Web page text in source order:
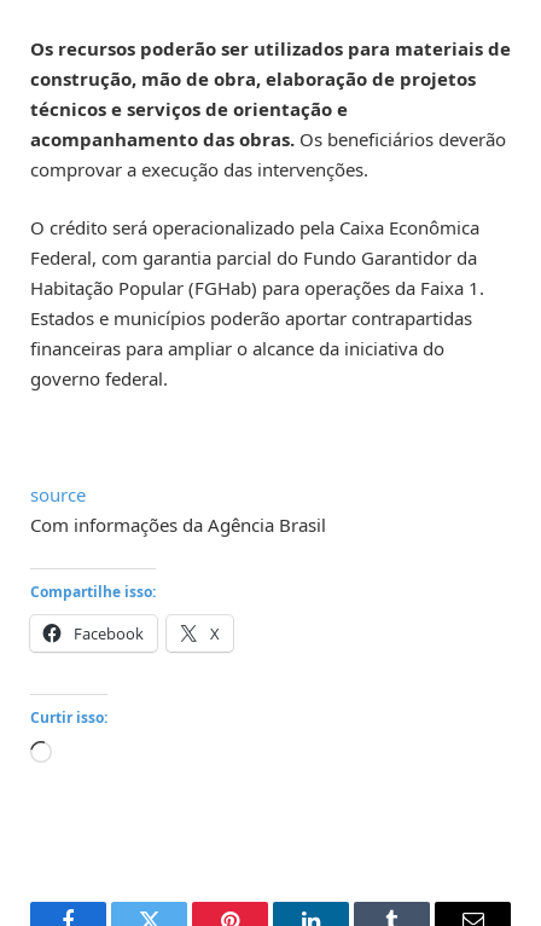
Os recursos poderão ser utilizados para materiais de
construção, mão de obra, elaboração de projetos
técnicos e serviços de orientação e
acompanhamento das obras. Os beneficiários deverão
comprovar a execução das intervenções.
O crédito será operacionalizado pela Caixa Econômica
Federal, com garantia parcial do Fundo Garantidor da
Habitação Popular (FGHab) para operações da Faixa 1.
Estados e municípios poderão aportar contrapartidas
financeiras para ampliar o alcance da iniciativa do
governo federal.
source
Com informações da Agência Brasil
Compartilhe isso:
Facebook X
Curtir isso:
Carregando...